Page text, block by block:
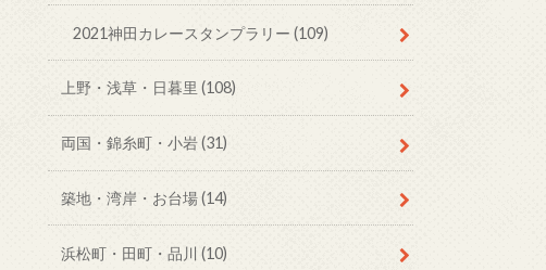
2021神田カレースタンプラリー(109)
上野・浅草・日暮里 (108)
両国・錦糸町・小岩(31)
築地・湾岸・お台場(14)
浜松町・田町・品川 (10)